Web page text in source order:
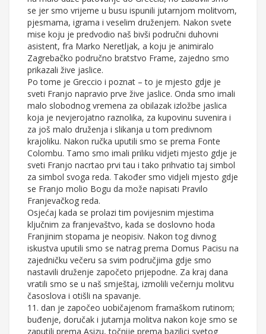
se jer smo vrijeme u busu ispunili jutarnjom molitvom,
pjesmama, igrama i veselim druženjem. Nakon svete
mise koju je predvodio naš bivši područni duhovni
asistent, fra Marko Neretljak, a koju je animiralo
Zagrebačko područno bratstvo Frame, zajedno smo
prikazali žive jaslice.
Po tome je Greccio i poznat – to je mjesto gdje je
sveti Franjo napravio prve žive jaslice. Onda smo imali
malo slobodnog vremena za obilazak izložbe jaslica
koja je nevjerojatno raznolika, za kupovinu suvenira i
za još malo druženja i slikanja u tom predivnom
krajoliku. Nakon ručka uputili smo se prema Fonte
Colombu. Tamo smo imali priliku vidjeti mjesto gdje je
sveti Franjo nacrtao prvi tau i tako prihvatio taj simbol
za simbol svoga reda. Također smo vidjeli mjesto gdje
se Franjo molio Bogu da može napisati Pravilo
Franjevačkog reda.
Osjećaj kada se prolazi tim povijesnim mjestima
ključnim za franjevaštvo, kada se doslovno hoda
Franjinim stopama je neopisiv. Nakon tog divnog
iskustva uputili smo se natrag prema Domus Pacisu na
zajedničku večeru sa svim područjima gdje smo
nastavili druženje započeto prijepodne. Za kraj dana
vratili smo se u naš smještaj, izmolili večernju molitvu
časoslova i otišli na spavanje.
11. dan je započeo uobičajenom framaškom rutinom;
buđenje, doručak i jutarnja molitva nakon koje smo se
zaputili prema Asizu, točnije prema bazilici svetog